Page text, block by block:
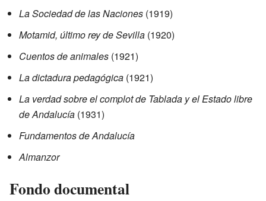
La Sociedad de las Naciones (1919)
Motamid, último rey de Sevilla (1920)
Cuentos de animales (1921)
La dictadura pedagógica (1921)
La verdad sobre el complot de Tablada y el Estado libre
de Andalucía (1931)
Fundamentos de Andalucía
Almanzor
Fondo documental